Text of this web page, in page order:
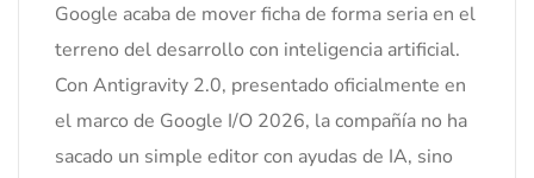
Google acaba de mover ficha de forma seria en el
terreno del desarrollo con inteligencia artificial.
Con Antigravity 2.0, presentado oficialmente en
el marco de Google I/O 2026, la compañía no ha
sacado un simple editor con ayudas de IA, sino